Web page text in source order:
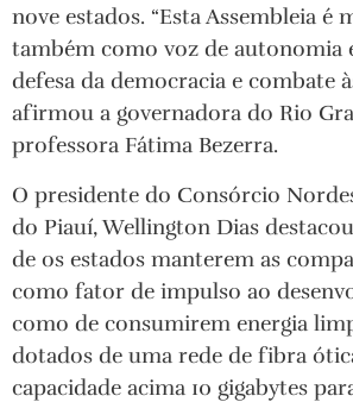
nove estados. “Esta Assembleia
também como voz de autonomia
defesa da democracia e combate
afirmou a governadora do Rio
professora Fátima Bezerra.
O presidente do Consórcio
do Piauí, Wellington Dias
de os estados manterem as
como fator de impulso ao
como de consumirem energia
dotados de uma rede de fibra
capacidade acima 10 gigabytes